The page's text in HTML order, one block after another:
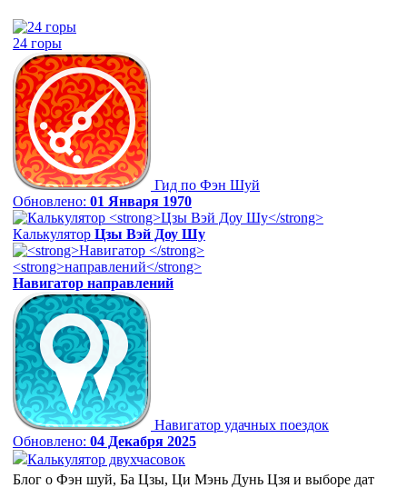
24 горы
Гид по Фэн Шуй
Обновлено: 01 Января 1970
Калькулятор Цзы Вэй Доу Шу
Навигатор направлений
Навигатор удачных поездок
Обновлено: 04 Декабря 2025
Калькулятор двухчасовок
Блог о Фэн шуй, Ба Цзы, Ци Мэнь Дунь Цзя и выборе дат